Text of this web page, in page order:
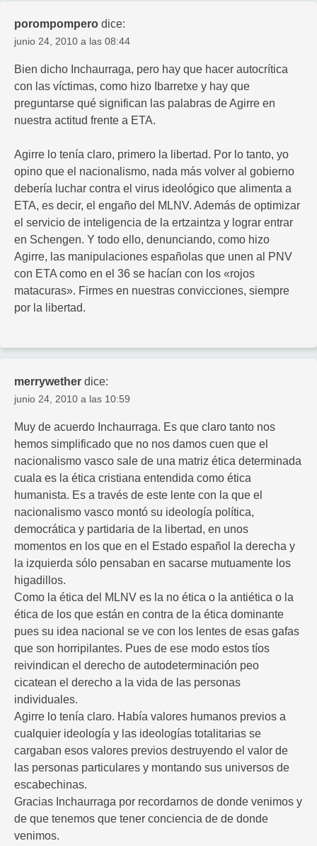
porompompero dice:
junio 24, 2010 a las 08:44
Bien dicho Inchaurraga, pero hay que hacer autocrítica
con las víctimas, como hizo Ibarretxe y hay que
preguntarse qué significan las palabras de Agirre en
nuestra actitud frente a ETA.
Agirre lo tenía claro, primero la libertad. Por lo tanto, yo
opino que el nacionalismo, nada más volver al gobierno
debería luchar contra el virus ideológico que alimenta a
ETA, es decir, el engaño del MLNV. Además de optimizar
el servicio de inteligencia de la ertzaintza y lograr entrar
en Schengen. Y todo ello, denunciando, como hizo
Agirre, las manipulaciones españolas que unen al PNV
con ETA como en el 36 se hacían con los «rojos
matacuras». Firmes en nuestras convicciones, siempre
por la libertad.
merrywether dice:
junio 24, 2010 a las 10:59
Muy de acuerdo Inchaurraga. Es que claro tanto nos
hemos simplificado que no nos damos cuen que el
nacionalismo vasco sale de una matriz ética determinada
cuala es la ética cristiana entendida como ética
humanista. Es a través de este lente con la que el
nacionalismo vasco montó su ideología política,
democrática y partidaria de la libertad, en unos
momentos en los que en el Estado español la derecha y
la izquierda sólo pensaban en sacarse mutuamente los
higadillos.
Como la ética del MLNV es la no ética o la antiética o la
ética de los que están en contra de la ética dominante
pues su idea nacional se ve con los lentes de esas gafas
que son horripilantes. Pues de ese modo estos tíos
reivindican el derecho de autodeterminación peo
cicatean el derecho a la vida de las personas
individuales.
Agirre lo tenía claro. Había valores humanos previos a
cualquier ideología y las ideologías totalitarias se
cargaban esos valores previos destruyendo el valor de
las personas particulares y montando sus universos de
escabechinas.
Gracias Inchaurraga por recordarnos de donde venimos y
de que tenemos que tener conciencia de de donde
venimos.